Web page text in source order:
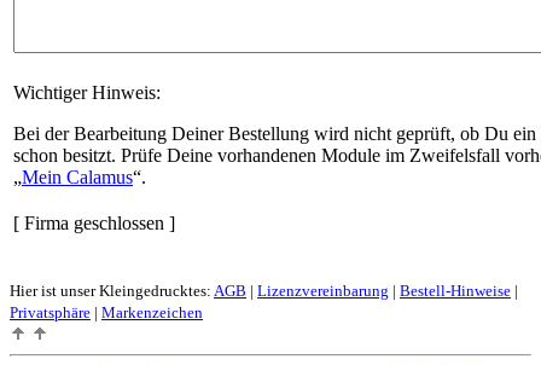
Wichtiger Hinweis:
Bei der Bearbeitung Deiner Bestellung wird nicht geprüft, ob Du ein
schon besitzt. Prüfe Deine vorhandenen Module im Zweifelsfall
Mein Calamus .
[ Firma geschlossen ]
Hier ist unser Kleingedrucktes: AGB | Lizenzvereinbarung | Bestell-Hinweise |
Privatsphäre | Markenzeichen